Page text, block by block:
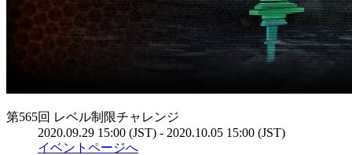
第565回 レベル制限チャレンジ
2020.09.29 15:00 (JST) - 2020.10.05 15:00 (JST)
イベントページへ